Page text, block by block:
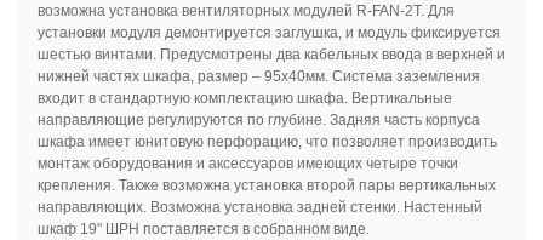
возможна установка вентиляторных модулей R-FAN-2T. Для
установки модуля демонтируется заглушка, и модуль фиксируется
шестью винтами. Предусмотрены два кабельных ввода в верхней и
нижней частях шкафа, размер – 95х40мм. Система заземления
входит в стандартную комплектацию шкафа. Вертикальные
направляющие регулируются по глубине. Задняя часть корпуса
шкафа имеет юнитовую перфорацию, что позволяет производить
монтаж оборудования и аксессуаров имеющих четыре точки
крепления. Также возможна установка второй пары вертикальных
направляющих. Возможна установка задней стенки. Настенный
шкаф 19" ШРН поставляется в собранном виде.